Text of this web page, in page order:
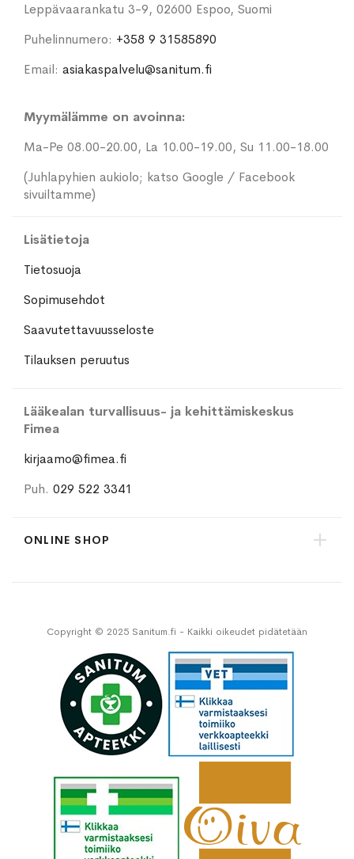
Leppävaarankatu 3-9, 02600 Espoo, Suomi
Puhelinnumero: +358 9 31585890
Email: asiakaspalvelu@sanitum.fi
Myymälämme on avoinna:
Ma-Pe 08.00-20.00, La 10.00-19.00, Su 11.00-18.00
(Juhlapyhien aukiolo; katso Google / Facebook
sivuiltamme)
Lisätietoja
Tietosuoja
Sopimusehdot
Saavutettavuusseloste
Tilauksen peruutus
Lääkealan turvallisuus- ja kehittämiskeskus
Fimea
kirjaamo@fimea.fi
Puh. 029 522 3341
ONLINE SHOP
Copyright © 2025 Sanitum.fi - Kaikki oikeudet pidätetään